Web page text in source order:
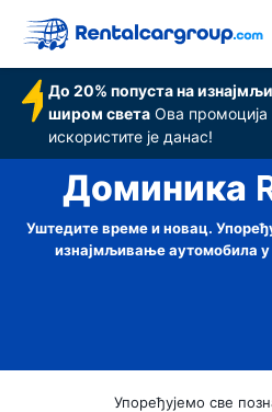
До 20% попуста на
широм света Ова промоција
искористите је данас!
Доминика
Уштедите време и новац.
изнајмљивање аутомобила
Упоређујемо све